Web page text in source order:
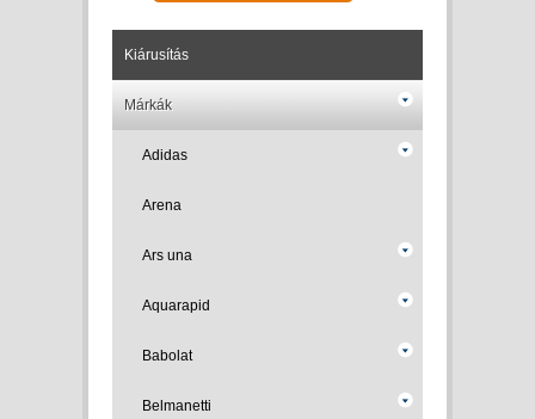
Kiárusítás
Márkák
Adidas
Arena
Ars una
Aquarapid
Babolat
Belmanetti